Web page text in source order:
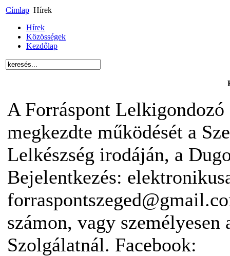
Címlap Hírek
Hírek
Közösségek
Kezdőlap
A Forráspont
megkezdte működését a
Lelkészség irodáján, a
Bejelentkezés:
számon, vagy
Szolgálatnál. Facebook: